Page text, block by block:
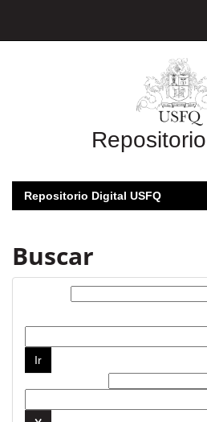
Repositorio
Repositorio Digital USFQ
Buscar